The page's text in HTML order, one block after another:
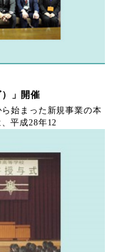
）」開催
始まった新規事業の本
平成28年12